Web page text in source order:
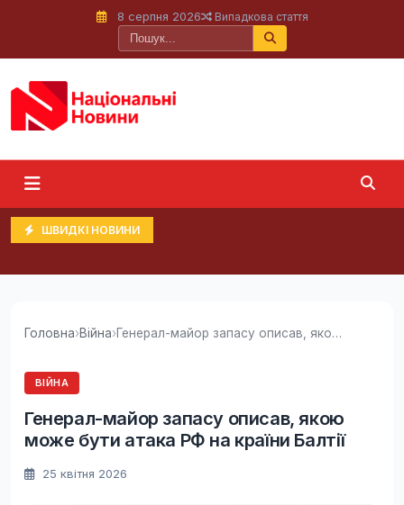
8 серпня 2026 Випадкова стаття
ШВИДКІ НОВИНИ
Головна›Війна› Генерал-майор запасу описав, якою може бути...
ВІЙНА
Генерал-майор запасу описав, якою
може бути атака РФ на країни Балтії
25 квітня 2026